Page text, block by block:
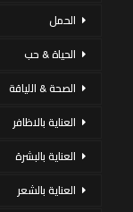
الحمل
الحياة & حب
الصحة & اللياقة
العناية بالاظافر
العناية بالبشرة
العناية بالشعر